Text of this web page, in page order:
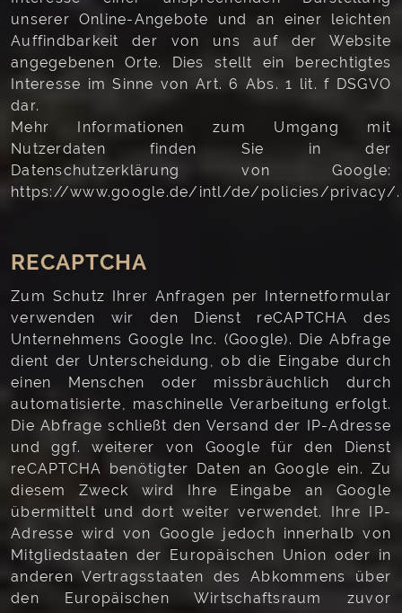
unserer Online-Angebote und an einer leichten
Auffindbarkeit der von uns auf der Website
angegebenen Orte. Dies stellt ein berechtigtes
Interesse im Sinne von Art. 6 Abs. 1 lit. f DSGVO
dar.
Mehr Informationen zum Umgang mit
Nutzerdaten finden Sie in der
Datenschutzerklärung von Google:
https://www.google.de/intl/de/policies/privacy/.
RECAPTCHA
Zum Schutz Ihrer Anfragen per Internetformular
verwenden wir den Dienst reCAPTCHA des
Unternehmens Google Inc. (Google). Die Abfrage
dient der Unterscheidung, ob die Eingabe durch
einen Menschen oder missbräuchlich durch
automatisierte, maschinelle Verarbeitung erfolgt.
Die Abfrage schließt den Versand der IP-Adresse
und ggf. weiterer von Google für den Dienst
reCAPTCHA benötigter Daten an Google ein. Zu
diesem Zweck wird Ihre Eingabe an Google
übermittelt und dort weiter verwendet. Ihre IP-
Adresse wird von Google jedoch innerhalb von
Mitgliedstaaten der Europäischen Union oder in
anderen Vertragsstaaten des Abkommens über
den Europäischen Wirtschaftsraum zuvor